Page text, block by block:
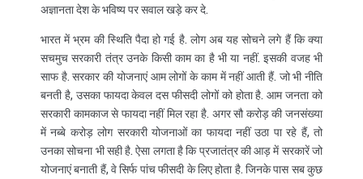
अज्ञानता देश के भविष्य पर सवाल खड़े कर दे.
भारत में भ्रम की स्थिति पैदा हो गई है. लोग अब यह सोचने लगे हैं कि क्या
सचमुच सरकारी तंत्र उनके किसी काम का है भी या नहीं. इसकी वजह भी
साफ है. सरकार की योजनाएं आम लोगों के काम में नहीं आती हैं. जो भी नीति
बनती है, उसका फायदा केवल दस फीसदी लोगों को होता है. आम जनता को
सरकारी कामकाज से फायदा नहीं मिल रहा है. अगर सौ करोड़ की जनसंख्या
में नब्बे करोड़ लोग सरकारी योजनाओं का फायदा नहीं उठा पा रहे हैं, तो
उनका सोचना भी सही है. ऐसा लगता है कि प्रजातंत्र की आड़ में सरकारें जो
योजनाएं बनाती हैं, वे सिर्फ पांच फीसदी के लिए होता है. जिनके पास सब कुछ